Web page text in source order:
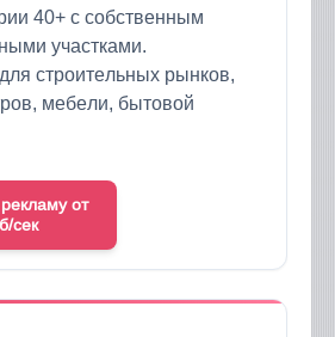
40+ с собственным
участками.
строительных рынков,
мебели, бытовой
от
сек